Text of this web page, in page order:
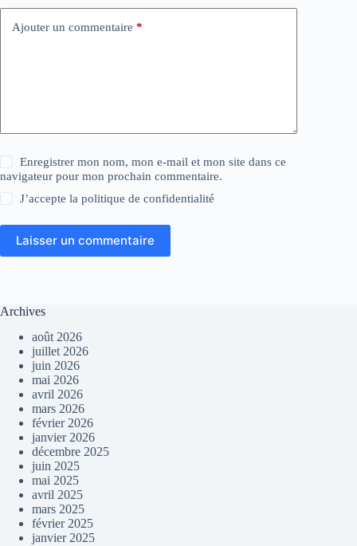
Ajouter un commentaire *
Enregistrer mon nom, mon e-mail et mon site dans ce
navigateur pour mon prochain commentaire.
J’accepte lapolitique de confidentialité
Laisser un commentaire
Archives
août 2026
juillet 2026
juin 2026
mai 2026
avril 2026
mars 2026
février 2026
janvier 2026
décembre 2025
juin 2025
mai 2025
avril 2025
mars 2025
février 2025
janvier 2025